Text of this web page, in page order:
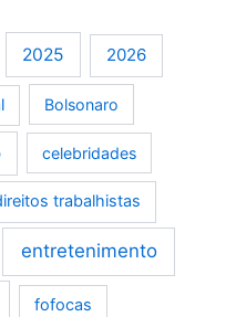
2025 2026
Bolsonaro
celebridades
trabalhistas
entretenimento
fofocas